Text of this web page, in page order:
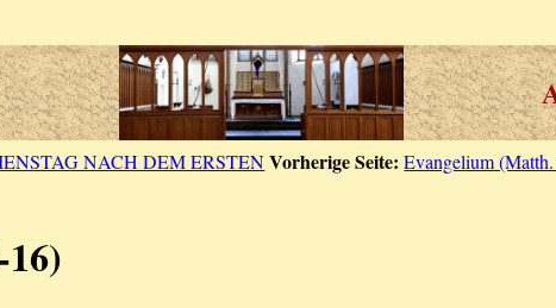
NACH DEM ERSTEN Vorherige Seite: Evangelium